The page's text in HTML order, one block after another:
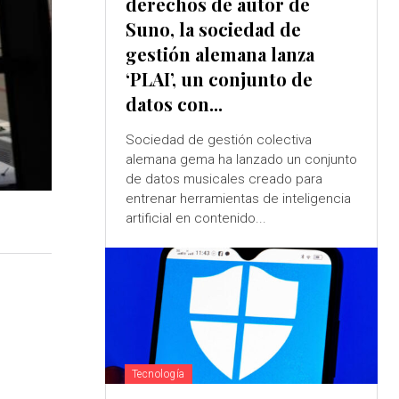
Suno, la sociedad de
gestión alemana lanza
‘PLAI’, un conjunto de
datos con...
Sociedad de gestión colectiva
alemana gema ha lanzado un conjunto
de datos musicales creado para
entrenar herramientas de inteligencia
artificial en contenido...
Tecnología